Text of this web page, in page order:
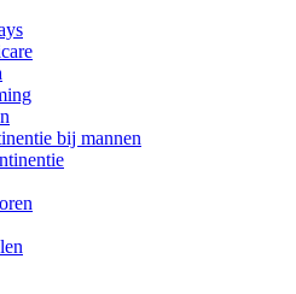
bij mannen